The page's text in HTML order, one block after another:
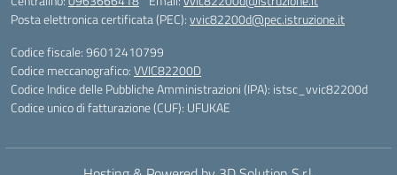
Posta elettronica certificata (PEC):vvic82200d@pec.istruzione.it
Codice fiscale: 96012410799
Codice meccanografico:VVIC82200D
Codice Indice delle Pubbliche Amministrazioni (IPA): istsc_vvic82200d
Codice unico di fatturazione (CUF): UFUKAE